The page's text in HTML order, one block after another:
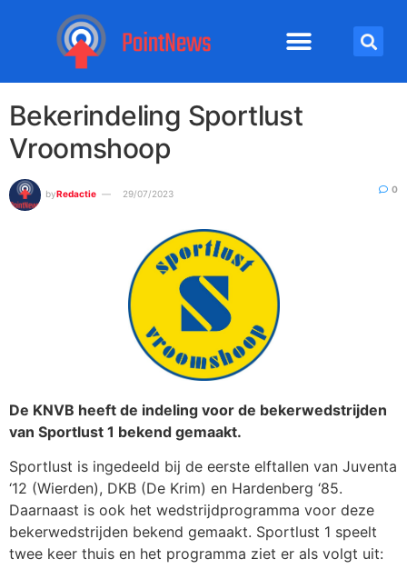
Bekerindeling Sportlust
Vroomshoop
byRedactie 29/07/2023 0
De KNVB heeft de indeling voor de bekerwedstrijden
van Sportlust 1 bekend gemaakt.
Sportlust is ingedeeld bij de eerste elftallen van Juventa
‘12 (Wierden), DKB (De Krim) en Hardenberg ‘85.
Daarnaast is ook het wedstrijdprogramma voor deze
bekerwedstrijden bekend gemaakt. Sportlust 1 speelt
twee keer thuis en het programma ziet er als volgt uit: